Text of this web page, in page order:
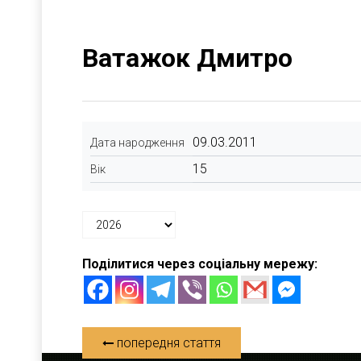
Ватажок Дмитро
Дата народження 09.03.2011
Вік 15
Поділитися через соціальну мережу:
попередня стаття